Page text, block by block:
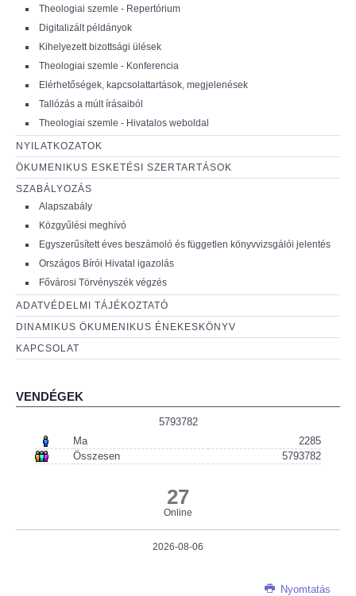
Theologiai szemle - Repertórium
Digitalizált példányok
Kihelyezett bizottsági ülések
Theologiai szemle - Konferencia
Elérhetőségek, kapcsolattartások, megjelenések
Tallózás a múlt írásaiból
Theologiai szemle - Hivatalos weboldal
NYILATKOZATOK
ÖKUMENIKUS ESKETÉSI SZERTARTÁSOK
SZABÁLYOZÁS
Alapszabály
Közgyűlési meghívó
Egyszerűsített éves beszámoló és független könyvvizsgálói jelentés
Országos Bírói Hivatal igazolás
Fővárosi Törvényszék végzés
ADATVÉDELMI TÁJÉKOZTATÓ
DINAMIKUS ÖKUMENIKUS ÉNEKESKÖNYV
KAPCSOLAT
VENDÉGEK
5793782
Ma
2285
Összesen
5793782
27
Online
2026-08-06
Nyomtatás